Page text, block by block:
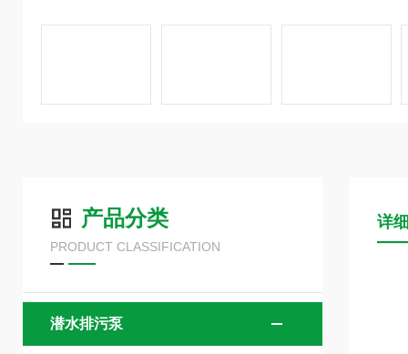
产品分类
PRODUCT CLASSIFICATION
潜水排污泵
详